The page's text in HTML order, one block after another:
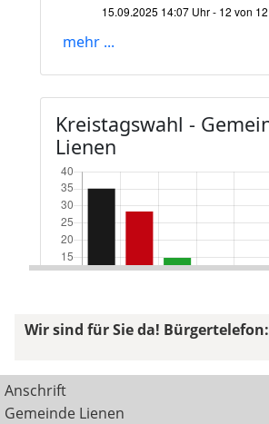
Wir sind für Sie da! Bürgertelefon:
Anschrift
Gemeinde Lienen